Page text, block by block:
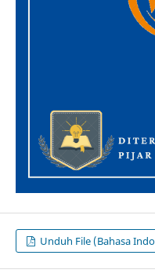
Unduh File (Bahasa